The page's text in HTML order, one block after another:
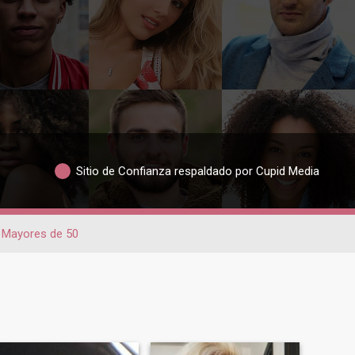
Sitio de Confianza respaldado por Cupid Media
Mayores de 50